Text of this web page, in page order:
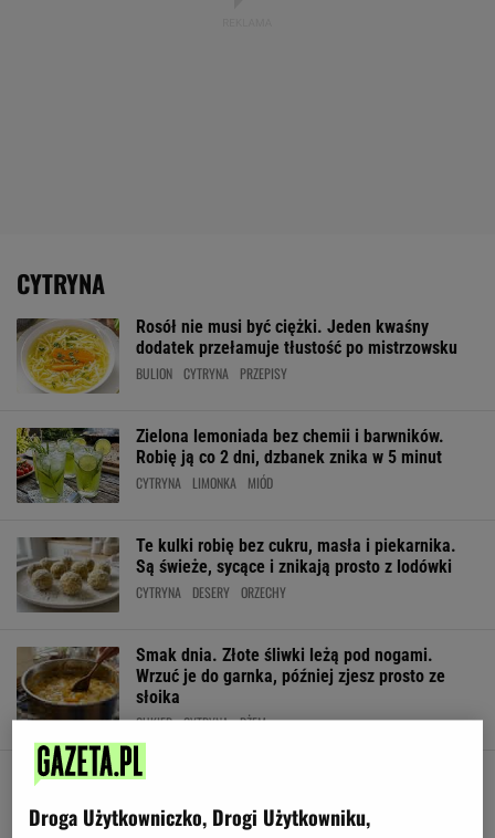
CYTRYNA
Rosół nie musi być ciężki. Jeden kwaśny
dodatek przełamuje tłustość po mistrzowsku
BULION CYTRYNA PRZEPISY
Zielona lemoniada bez chemii i barwników.
Robię ją co 2 dni, dzbanek znika w 5 minut
CYTRYNA LIMONKA MIÓD
Te kulki robię bez cukru, masła i piekarnika.
Są świeże, sycące i znikają prosto z lodówki
CYTRYNA DESERY ORZECHY
Smak dnia. Złote śliwki leżą pod nogami.
Wrzuć je do garnka, później zjesz prosto ze
słoika
CUKIER CYTRYNA DŻEM
Polska odpowiedź na colę. Przepis liczy 200
CYTRYNA DROŻDŻE KAWA
Droga Użytkowniczko, Drogi Użytkowniku,